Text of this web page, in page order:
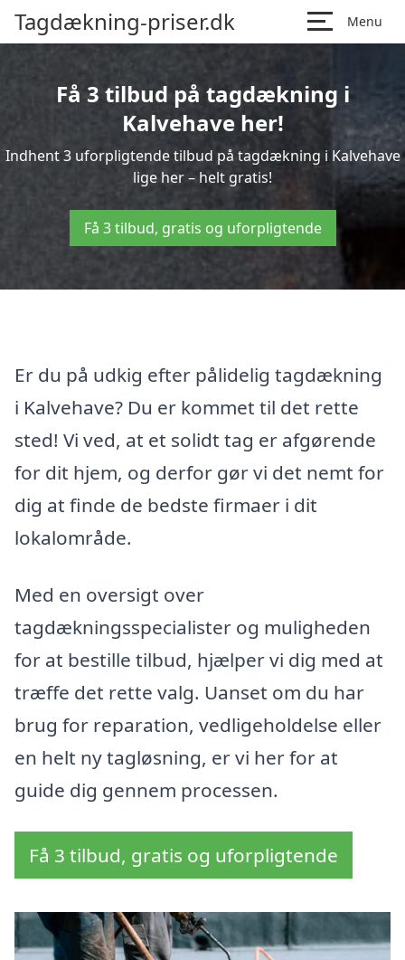
Tagdækning-priser.dk Menu
Få 3 tilbud på tagdækning i
Kalvehave her!
Indhent 3 uforpligtende tilbud på tagdækning i Kalvehave
lige her – helt gratis!
Få 3 tilbud, gratis og uforpligtende
Er du på udkig efter pålidelig tagdækning
i Kalvehave? Du er kommet til det rette
sted! Vi ved, at et solidt tag er afgørende
for dit hjem, og derfor gør vi det nemt for
dig at finde de bedste firmaer i dit
lokalområde.
Med en oversigt over
tagdækningsspecialister og muligheden
for at bestille tilbud, hjælper vi dig med at
træffe det rette valg. Uanset om du har
brug for reparation, vedligeholdelse eller
en helt ny tagløsning, er vi her for at
guide dig gennem processen.
Få 3 tilbud, gratis og uforpligtende